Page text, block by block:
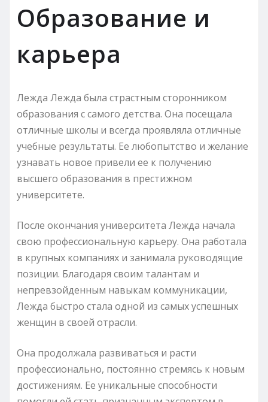
Образование и
карьера
Лежда Лежда была страстным сторонником
образования с самого детства. Она посещала
отличные школы и всегда проявляла отличные
учебные результаты. Ее любопытство и желание
узнавать новое привели ее к получению
высшего образования в престижном
университете.
После окончания университета Лежда начала
свою профессиональную карьеру. Она работала
в крупных компаниях и занимала руководящие
позиции. Благодаря своим талантам и
непревзойденным навыкам коммуникации,
Лежда быстро стала одной из самых успешных
женщин в своей отрасли.
Она продолжала развиваться и расти
профессионально, постоянно стремясь к новым
достижениям. Ее уникальные способности